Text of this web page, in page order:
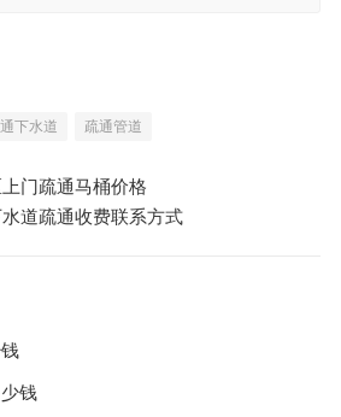
下水道 疏通管道
上门疏通马桶价格
道疏通收费联系方式
钱